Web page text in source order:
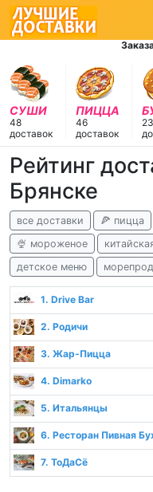
СУШИ
48
доставок
ПИЦЦА
46
доставок
23
Рейтинг
Брянске
все доставки 🍕 пицца
🍨 мороженое
детское меню
1. Drive Bar
2. Родичи
3. Жар-Пицца
4. Dimarko
5. Итальянцы
6. Ресторан Пивная
7. ТоДаСё